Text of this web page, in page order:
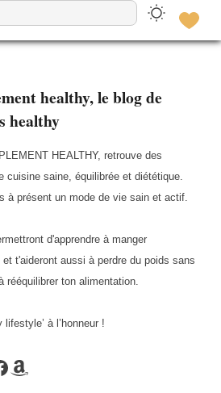
healthy, le blog de
healthy
HEALTHY, retrouve des
cuisine saine, équilibrée et diététique.
à présent un mode de vie sain et actif.
d'apprendre à manger
et t'aideront aussi à perdre du poids sans
rééquilibrer ton alimentation.
lifestyle’ à l’honneur !
Amazon